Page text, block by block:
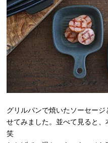
グリルパンで焼いたソーセー
せてみました。並べて見ると、
笑